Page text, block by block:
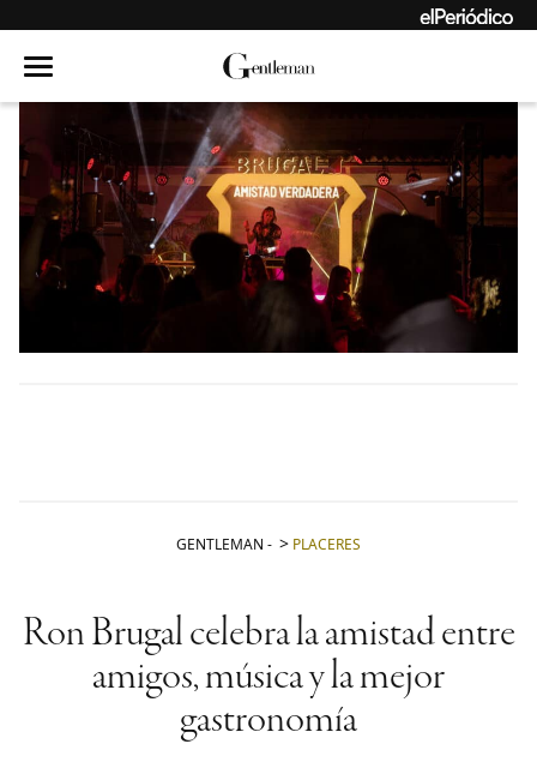
GENTLEMAN - PLACERES
Ron Brugal celebra la amistad entre
amigos, música y la mejor
gastronomía